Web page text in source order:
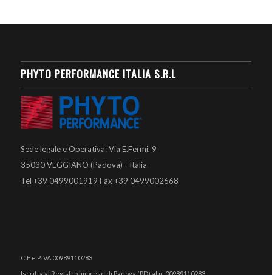
PHYTO PERFORMANCE ITALIA S.R.L
Sede legale e Operativa: Via E.Fermi, 9
35030 VEGGIANO (Padova) - Italia
Tel +39 0499001919 Fax +39 0499002668
C.F e P.IVA 00989110283
Iscritta al Registro Imprese di Padova (PD) al n. 00989110283